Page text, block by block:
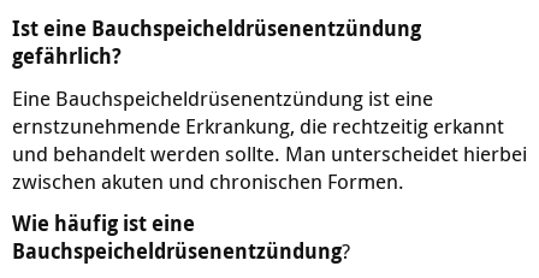
Ist eine Bauchspeicheldrüsenentzündung
gefährlich?
Eine Bauchspeicheldrüsenentzündung ist eine
ernstzunehmende Erkrankung, die rechtzeitig erkannt
und behandelt werden sollte. Man unterscheidet hierbei
zwischen akuten und chronischen Formen.
Wie häufig ist eine
Bauchspeicheldrüsenentzündung?